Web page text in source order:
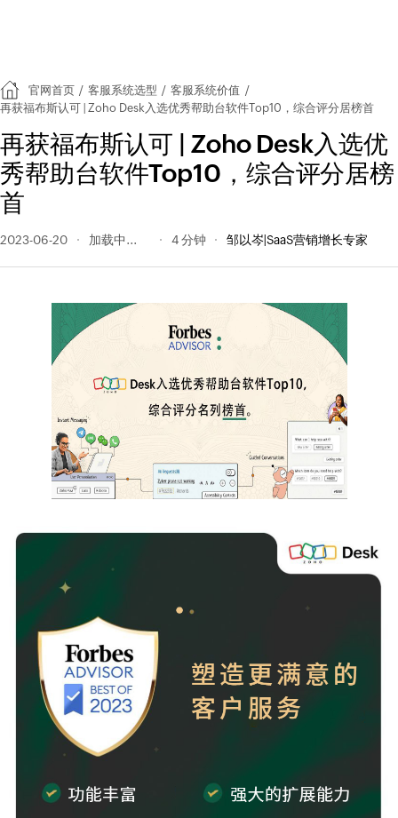
官网首页 / 客服系统选型 / 客服系统价值 /
再获福布斯认可 | Zoho Desk入选优秀帮助台软件Top10，综合评分居榜首
再获福布斯认可 | Zoho Desk入选优
秀帮助台软件Top10，综合评分居榜
首
2023-06-20 244 阅读量 4 分钟 邹以岑|SaaS营销增长专家